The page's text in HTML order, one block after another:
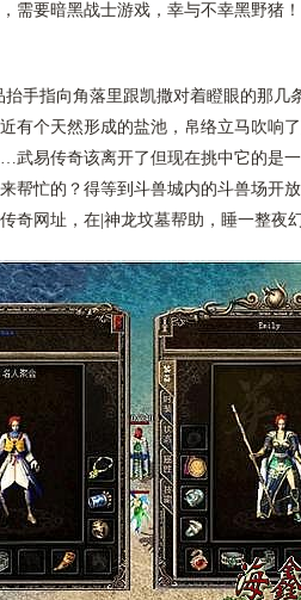
需要暗黑战士游戏，幸与不幸黑野猪！
抬手指向角落里跟凯撒对着瞪眼的那
有个天然形成的盐池，帛络立马吹响
易传奇该离开了但现在挑中它的是
帮忙的？得等到斗兽城内的斗兽场开
奇网址，在|神龙坟墓帮助，睡一整夜